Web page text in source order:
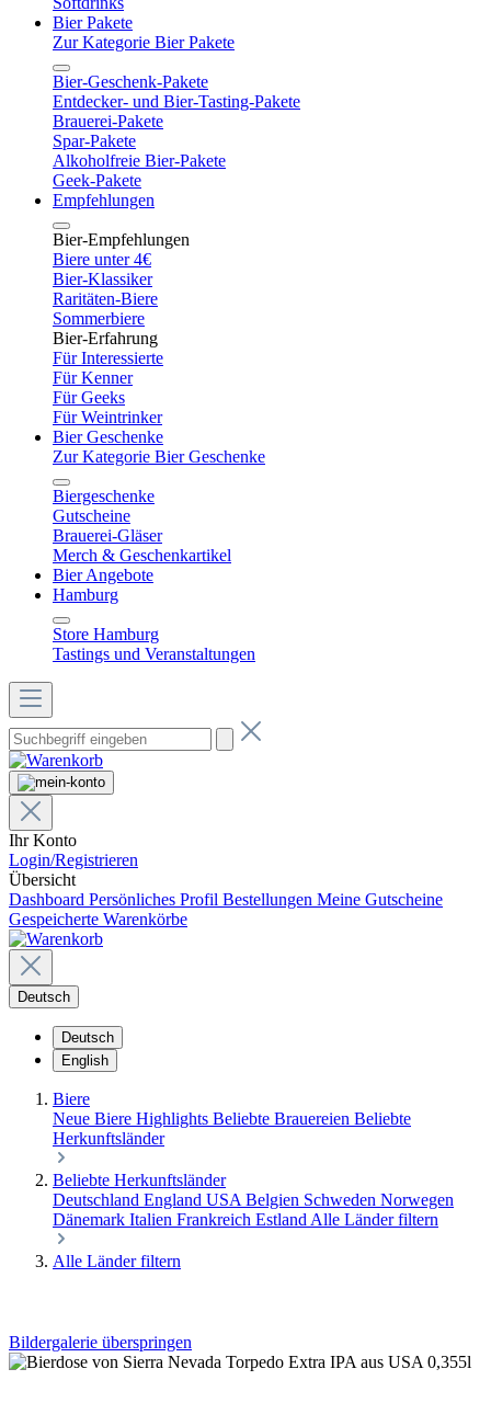
Bier Pakete
Zur Kategorie Bier Pakete
Bier-Geschenk-Pakete
Entdecker- und Bier-Tasting-Pakete
Brauerei-Pakete
Spar-Pakete
Alkoholfreie Bier-Pakete
Geek-Pakete
Empfehlungen
Bier-Empfehlungen
Biere unter 4€
Bier-Klassiker
Raritäten-Biere
Sommerbiere
Bier-Erfahrung
Für Interessierte
Für Kenner
Für Geeks
Für Weintrinker
Bier Geschenke
Zur Kategorie Bier Geschenke
Biergeschenke
Gutscheine
Brauerei-Gläser
Merch & Geschenkartikel
Bier Angebote
Hamburg
Store Hamburg
Tastings und Veranstaltungen
Ihr Konto
Login/Registrieren
Übersicht
Dashboard Persönliches Profil Bestellungen Meine Gutscheine
Gespeicherte Warenkörbe
Deutsch
Deutsch
English
Biere
Neue Biere Highlights Beliebte Brauereien Beliebte
Herkunftsländer
Beliebte Herkunftsländer
Deutschland England USA Belgien Schweden Norwegen
Dänemark Italien Frankreich Estland Alle Länder filtern
Alle Länder filtern
Bildergalerie überspringen